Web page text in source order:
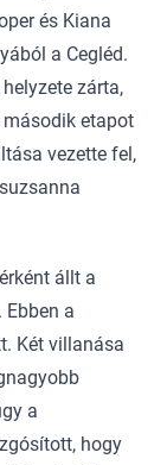
és Kiana
a Cegléd.
zárta,
etapot
vezette fel,
állt a
a
Két villanása
a
hogy